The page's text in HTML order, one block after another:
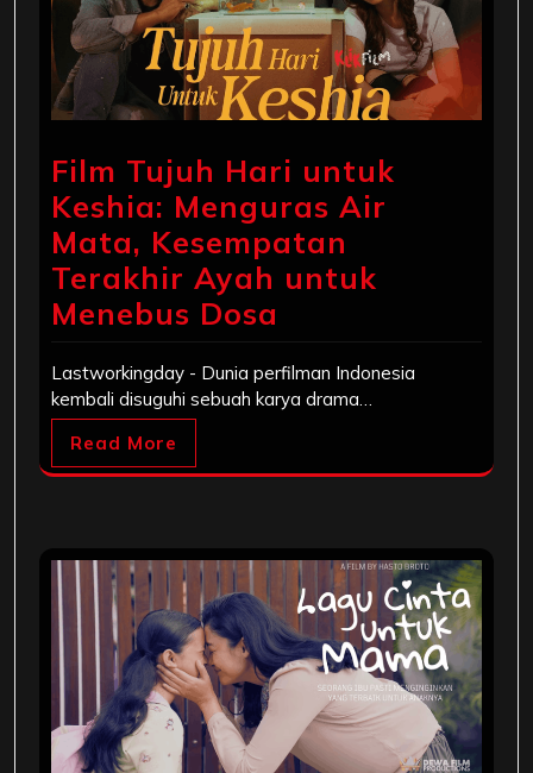
Film Tujuh Hari untuk
Keshia: Menguras Air
Mata, Kesempatan
Terakhir Ayah untuk
Menebus Dosa
Lastworkingday - Dunia perfilman Indonesia
kembali disuguhi sebuah karya drama…
Read More